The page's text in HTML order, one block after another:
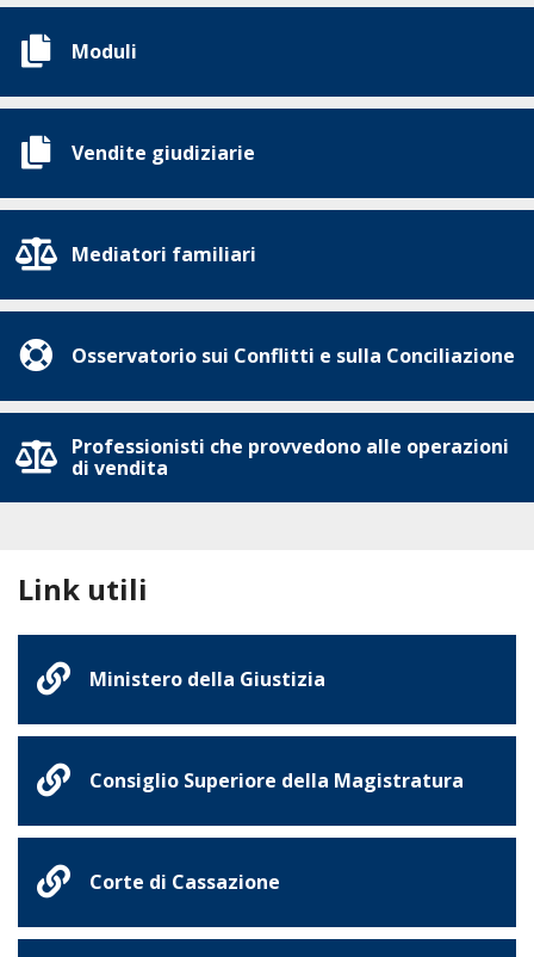
Moduli
Vendite giudiziarie
Mediatori familiari
Osservatorio sui Conflitti e sulla Conciliazione
Professionisti che provvedono alle operazioni
di vendita
Link utili
Ministero della Giustizia
Consiglio Superiore della Magistratura
Corte di Cassazione